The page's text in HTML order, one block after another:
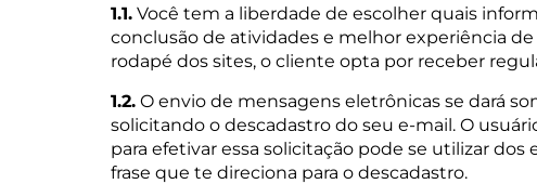
1.1. Você tem a liberdade de escolher quais
conclusão de atividades e melhor experiência
rodapé dos sites, o cliente opta por receber
1.2. O envio de mensagens eletrônicas se dará
solicitando o descadastro do seu e-mail. O
para efetivar essa solicitação pode se utilizar
frase que te direciona para o descadastro.